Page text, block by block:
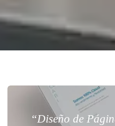
“Diseño de